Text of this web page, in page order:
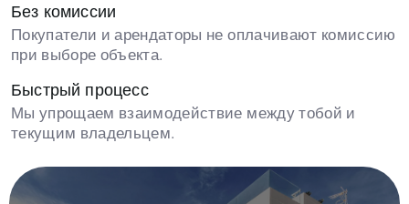
Без комиссии
Покупатели и арендаторы не оплачивают комиссию
при выборе объекта.
Быстрый процесс
Мы упрощаем взаимодействие между тобой и
текущим владельцем.